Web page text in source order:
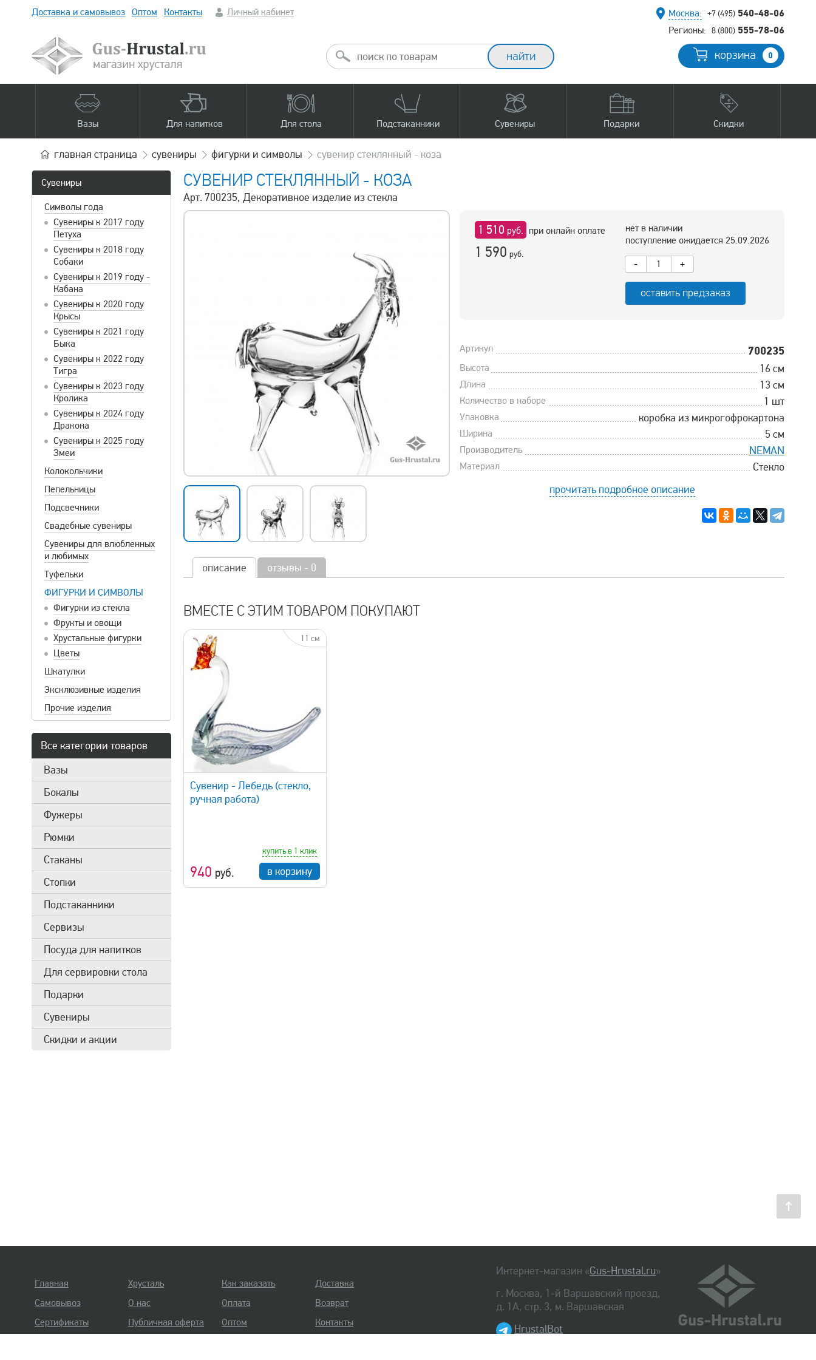
Доставка и самовывоз Оптом Контакты Личный кабинет Москва: +7 (495) 540-48-06
Регионы: 8 (800) 555-78-06
корзина 0
Вазы Для напитков Для стола Подстаканники Сувениры Подарки Скидки
главная страница сувениры фигурки и символы сувенир стеклянный - коза
Сувениры
Символы года
Сувениры к 2017 году
Петуха
Сувениры к 2018 году
Собаки
Сувениры к 2019 году -
Кабана
Сувениры к 2020 году
Крысы
Сувениры к 2021 году
Быка
Сувениры к 2022 году
Тигра
Сувениры к 2023 году
Кролика
Сувениры к 2024 году
Дракона
Сувениры к 2025 году
Змеи
Колокольчики
Пепельницы
Подсвечники
Свадебные сувениры
Сувениры для влюбленных
и любимых
Туфельки
ФИГУРКИ И СИМВОЛЫ
Фигурки из стекла
Фрукты и овощи
Хрустальные фигурки
Цветы
Шкатулки
Эксклюзивные изделия
Прочие изделия
Все категории товаров
Вазы
Бокалы
Фужеры
Рюмки
Стаканы
Стопки
Подстаканники
Сервизы
Посуда для напитков
Для сервировки стола
Подарки
Сувениры
Скидки и акции
СУВЕНИР СТЕКЛЯННЫЙ - КОЗА
Арт. 700235, Декоративное изделие из стекла
1 510 руб. при онлайн оплате
1 590 руб.
нет в наличии
поступление ожидается 25.09.2026
-
+
оставить предзаказ
Артикул 700235
Высота 16 см
Длина 13 см
Количество в наборе 1 шт
Упаковка коробка из микрогофрокартона
Ширина 5 см
Производитель NEMAN
Материал
Стекло
прочитать подробное описание
описание отзывы - 0
ВМЕСТЕ С ЭТИМ ТОВАРОМ ПОКУПАЮТ
11 см
Сувенир - Лебедь (стекло,
ручная работа)
940 руб.
купить в 1 клик
в корзину
Интернет-магазин «Gus-Hrustal.ru»
г. Москва, 1-й Варшавский проезд,
д. 1А, стр. 3, м. Варшавская
HrustalBot
Главная Хрусталь Как заказать
Доставка
Самовывоз
О нас Оплата
Возврат
Сертификаты
Публичная оферта Оптом Контакты